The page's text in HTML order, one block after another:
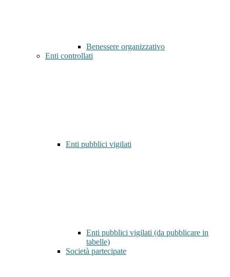
Benessere organizzativo
Enti controllati
Enti pubblici vigilati
Enti pubblici vigilati (da pubblicare in
tabelle)
Società partecipate